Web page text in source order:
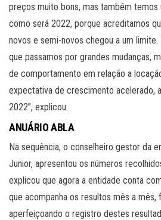
preços muito bons, mas também temos
como será 2022, porque acreditamos
novos e semi-novos chegou a um
que passamos por grandes mudanças,
de comportamento em relação a
expectativa de crescimento acelerado,
2022”, explicou.
ANUÁRIO ABLA
Na sequência, o conselheiro gestor da
Junior, apresentou os números
explicou que agora a entidade conta
que acompanha os resultos mês a mês,
aperfeiçoando o registro destes